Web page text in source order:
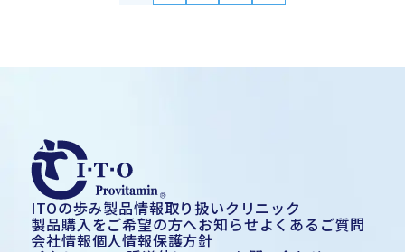
ITOの歩み製品情報取り扱いクリニック
製品購入をご希望の方へお知らせよくあるご質問
会社情報個人情報保護方針